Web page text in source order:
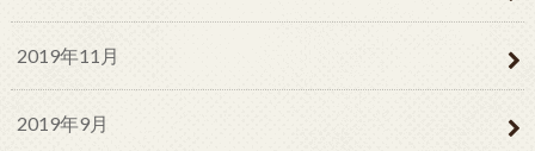
2019年11月
2019年9月